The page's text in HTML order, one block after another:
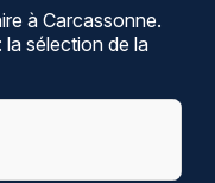
à Carcassonne.
la sélection de la